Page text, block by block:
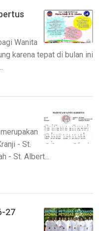
Wanita
karena tepat di bulan ini
- St.
- St. Albert...
27